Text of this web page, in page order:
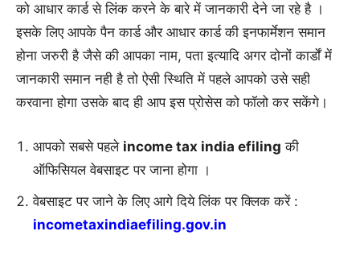
को आधार कार्ड से लिंक करने के बारे में जानकारी देने जा रहे है ।
इसके लिए आपके पैन कार्ड और आधार कार्ड की इनफार्मेशन समान
होना जरुरी है जैसे की आपका नाम, पता इत्यादि अगर दोनों कार्डों में
जानकारी समान नही है तो ऐसी स्थिति में पहले आपको उसे सही
करवाना होगा उसके बाद ही आप इस प्रोसेस को फॉलो कर सकेंगे।
आपको सबसे पहले income tax india efiling की
ऑफिसियल वेबसाइट पर जाना होगा ।
वेबसाइट पर जाने के लिए आगे दिये लिंक पर क्लिक करें :
incometaxindiaefiling.gov.in